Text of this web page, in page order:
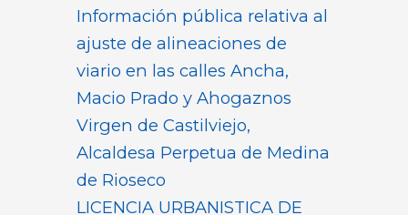
Información pública relativa al
ajuste de alineaciones de
viario en las calles Ancha,
Macio Prado y Ahogaznos
Virgen de Castilviejo,
Alcaldesa Perpetua de Medina
de Rioseco
LICENCIA URBANISTICA DE